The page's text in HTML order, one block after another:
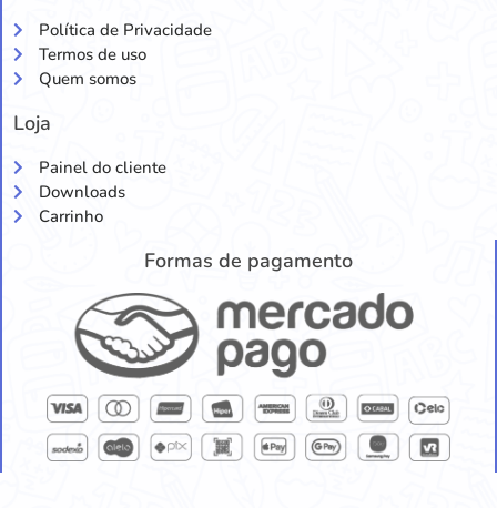
Política de Privacidade
Termos de uso
Quem somos
Loja
Painel do cliente
Downloads
Carrinho
Formas de pagamento